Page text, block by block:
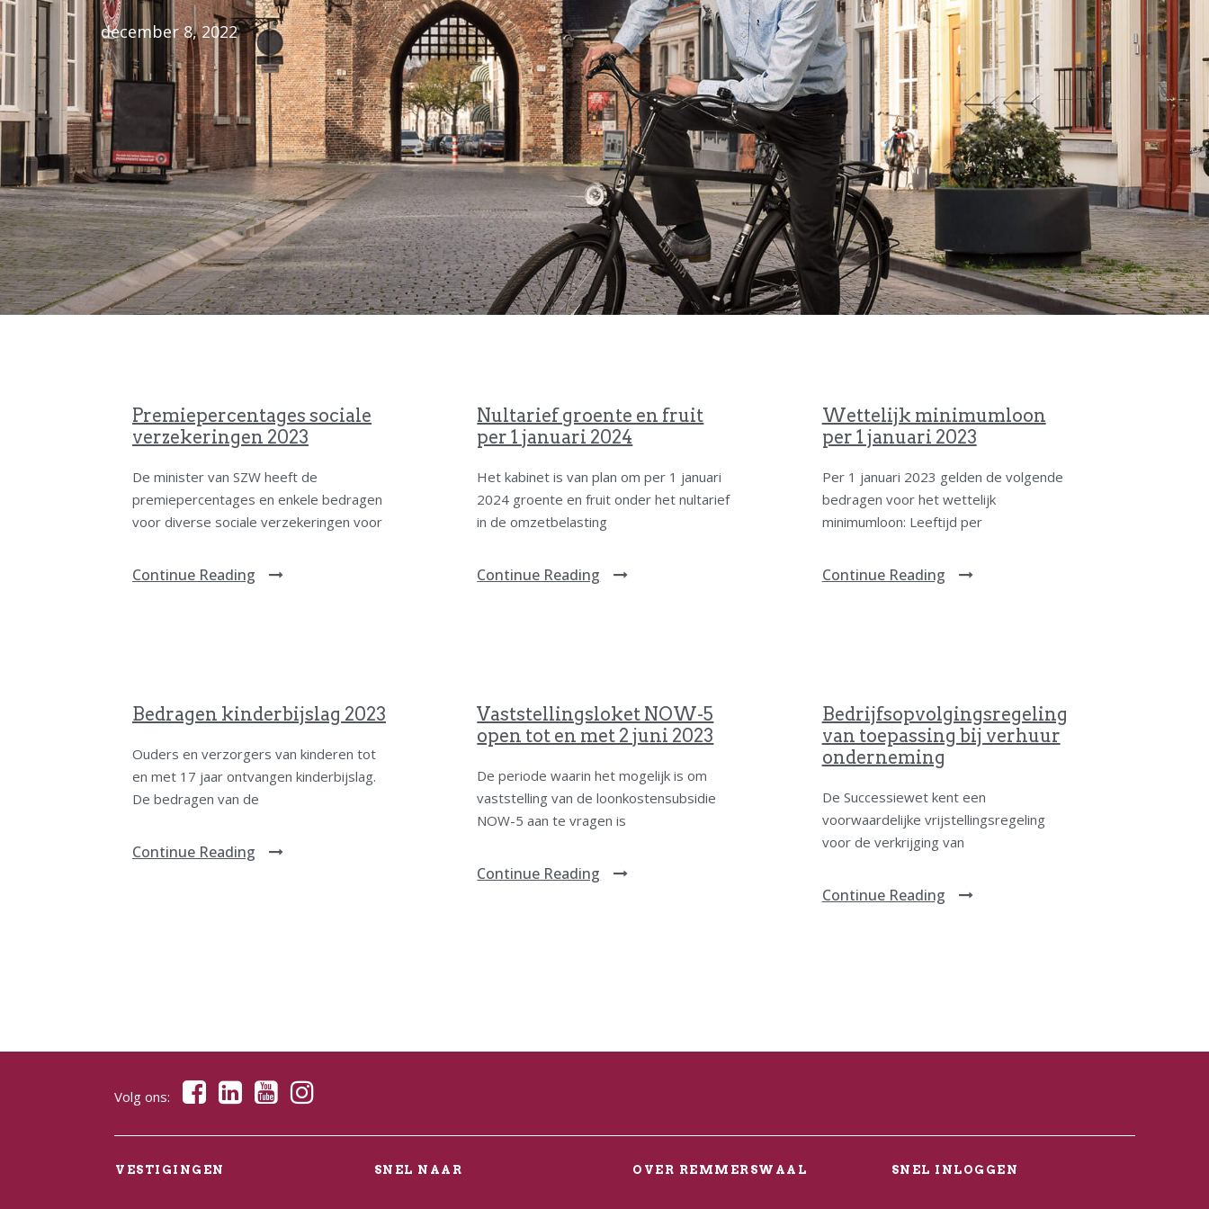
december 8, 2022
Premiepercentages sociale
verzekeringen 2023
De minister van SZW heeft de
premiepercentages en enkele bedragen
voor diverse sociale verzekeringen voor
Continue Reading
Nultarief groente en fruit
per 1 januari 2024
Het kabinet is van plan om per 1 januari
2024 groente en fruit onder het nultarief
in de omzetbelasting
Continue Reading
Wettelijk minimumloon
per 1 januari 2023
Per 1 januari 2023 gelden de volgende
bedragen voor het wettelijk
minimumloon: Leeftijd per
Continue Reading
Bedragen kinderbijslag 2023
Ouders en verzorgers van kinderen tot
en met 17 jaar ontvangen kinderbijslag.
De bedragen van de
Continue Reading
Vaststellingsloket NOW-5
open tot en met 2 juni 2023
De periode waarin het mogelijk is om
vaststelling van de loonkostensubsidie
NOW-5 aan te vragen is
Continue Reading
Bedrijfsopvolgingsregeling
van toepassing bij verhuur
onderneming
De Successiewet kent een
voorwaardelijke vrijstellingsregeling
voor de verkrijging van
Continue Reading
Volg ons:
VESTIGINGEN SNEL NAAR OVER REMMERSWAAL SNEL INLOGGEN